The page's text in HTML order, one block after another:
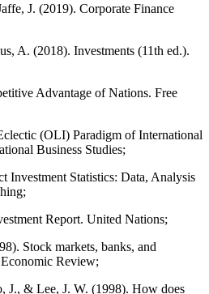
J. (2019). Corporate Finance
A. (2018). Investments (11th ed.).
Advantage of Nations. Free
(OLI) Paradigm of International
Business Studies;
Investment Statistics: Data, Analysis
Report. United Nations;
Stock markets, banks, and
Review;
J., & Lee, J. W. (1998). How does